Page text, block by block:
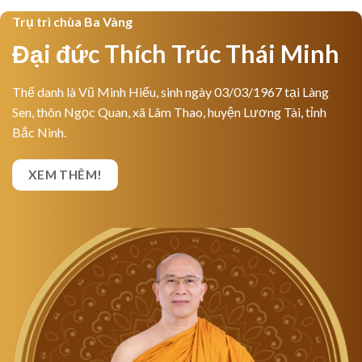
Trụ trì chùa Ba Vàng
Đại đức Thích Trúc Thái Minh
Thế danh là Vũ Minh Hiếu, sinh ngày 03/03/1967 tại Làng
Sen, thôn Ngọc Quan, xã Lâm Thao, huyện Lương Tài, tỉnh
Bắc Ninh.
XEM THÊM!